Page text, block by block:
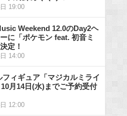
19:00
Weekend 12.0のDay2ヘ
に「ポケモン feat. 初音ミ
定！
14:00
フィギュア「マジカルミライ
月14日(水)までご予約受付
12:00